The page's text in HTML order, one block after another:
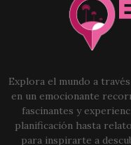
Explora el mundo a
en un emocionante
fascinantes y
planificación hasta
para inspirarte a